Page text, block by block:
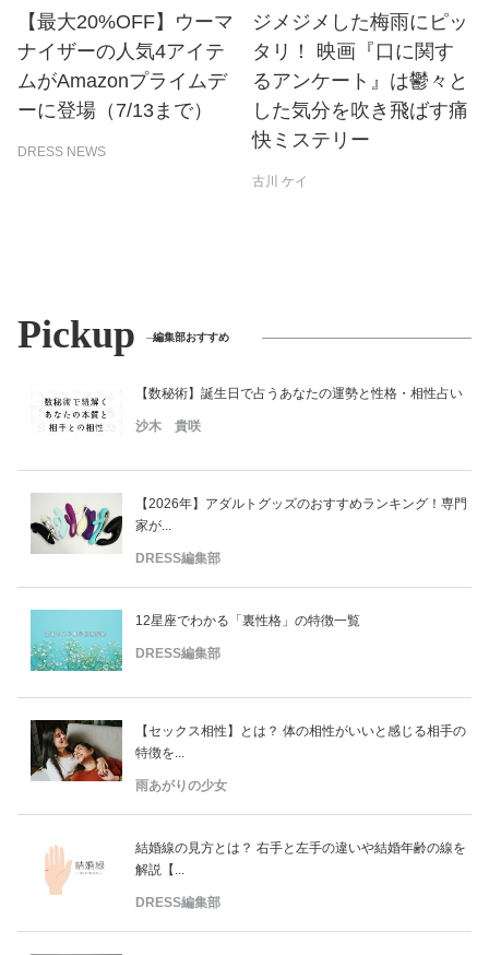
【最大20%OFF】ウーマ
ナイザーの人気4アイテ
ムがAmazonプライムデ
ーに登場（7/13まで）
DRESS NEWS
ジメジメした梅雨にピッ
タリ！ 映画『口に関す
るアンケート』は鬱々と
した気分を吹き飛ばす痛
快ミステリー
古川 ケイ
Pickup 編集部おすすめ
【数秘術】誕生日で占うあなたの運勢と性格・相性占い
沙木 貴咲
【2026年】アダルトグッズのおすすめランキング！専門
家が...
DRESS編集部
12星座でわかる「裏性格」の特徴一覧
DRESS編集部
【セックス相性】とは？ 体の相性がいいと感じる相手の
特徴を...
雨あがりの少女
結婚線の見方とは？ 右手と左手の違いや結婚年齢の線を
解説【...
DRESS編集部